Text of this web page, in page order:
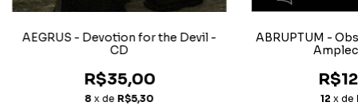
AEGRUS - Devotion for the Devil -
CD
R$35,00
8 x de R$5,30
ABRUPTUM -
12 x de